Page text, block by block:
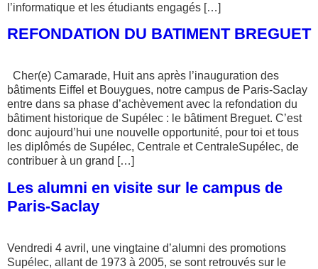
l’informatique et les étudiants engagés […]
REFONDATION DU BATIMENT BREGUET
Cher(e) Camarade, Huit ans après l’inauguration des
bâtiments Eiffel et Bouygues, notre campus de Paris-Saclay
entre dans sa phase d’achèvement avec la refondation du
bâtiment historique de Supélec : le bâtiment Breguet. C’est
donc aujourd’hui une nouvelle opportunité, pour toi et tous
les diplômés de Supélec, Centrale et CentraleSupélec, de
contribuer à un grand […]
Les alumni en visite sur le campus de
Paris-Saclay
Vendredi 4 avril, une vingtaine d’alumni des promotions
Supélec, allant de 1973 à 2005, se sont retrouvés sur le